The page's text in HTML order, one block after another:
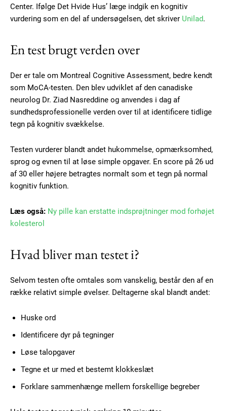
Subscription Plans
Center. Ifølge Det Hvide Hus’ læge indgik en kognitiv
vurdering som en del af undersøgelsen, det skriver Unilad.
En test brugt verden over
Der er tale om Montreal Cognitive Assessment, bedre kendt
som MoCA-testen. Den blev udviklet af den canadiske
neurolog Dr. Ziad Nasreddine og anvendes i dag af
sundhedsprofessionelle verden over til at identificere tidlige
tegn på kognitiv svækkelse.
Testen vurderer blandt andet hukommelse, opmærksomhed,
sprog og evnen til at løse simple opgaver. En score på 26 ud
af 30 eller højere betragtes normalt som et tegn på normal
kognitiv funktion.
Læs også: Ny pille kan erstatte indsprøjtninger mod forhøjet
kolesterol
Hvad bliver man testet i?
Selvom testen ofte omtales som vanskelig, består den af en
række relativt simple øvelser. Deltagerne skal blandt andet:
Huske ord
Identificere dyr på tegninger
Løse talopgaver
Tegne et ur med et bestemt klokkeslæt
Forklare sammenhænge mellem forskellige begreber